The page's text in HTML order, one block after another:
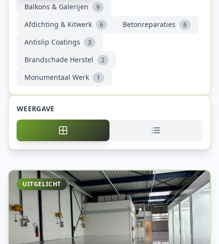
Balkons & Galerijen 9
Afdichting & Kitwerk 6 Betonreparaties 6
Antislip Coatings 3
Brandschade Herstel 2
Monumentaal Werk 1
WEERGAVE
UITGELICHT